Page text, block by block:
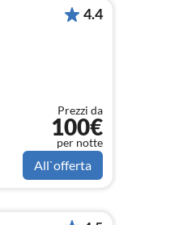
4.4
Prezzi da
100€
per notte
All`offerta